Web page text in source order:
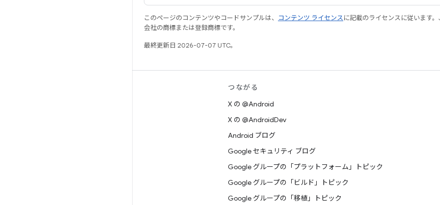
このページのコンテンツやコードサンプルは、 コンテンツ ライセンスに記載のライセンスに従います
会社の商標または登録商標です。
最終更新日 2026-07-07 UTC。
つながる
X の @Android
X の @AndroidDev
Android ブログ
Google セキュリティ ブログ
Google グループの「プラットフォーム」トピック
Google グループの「ビルド」トピック
Google グループの「移植」トピック